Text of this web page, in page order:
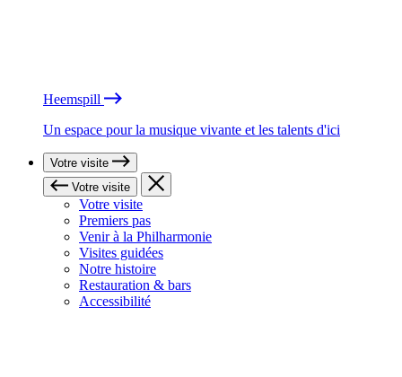
Heemspill
Un espace pour la musique vivante et les talents d'ici
Votre visite
Votre visite
Votre visite
Premiers pas
Venir à la Philharmonie
Visites guidées
Notre histoire
Restauration & bars
Accessibilité